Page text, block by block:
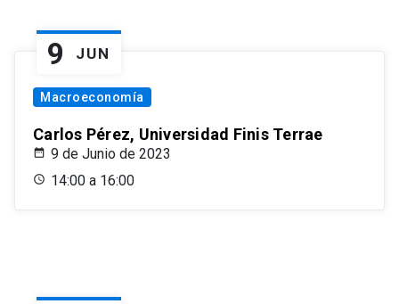
9 JUN
Macroeconomía
Carlos Pérez, Universidad Finis Terrae
9 de Junio de 2023
14:00 a 16:00